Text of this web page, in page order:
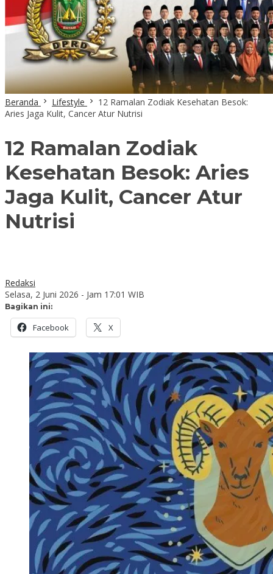
Beranda Lifestyle
12 Ramalan Zodiak Kesehatan Besok:
Aries Jaga Kulit, Cancer Atur Nutrisi
12 Ramalan Zodiak
Kesehatan Besok: Aries
Jaga Kulit, Cancer Atur
Nutrisi
Redaksi
Selasa, 2 Juni 2026 - Jam 17:01 WIB
Bagikan ini:
Facebook X